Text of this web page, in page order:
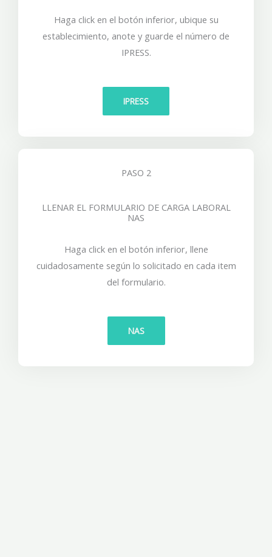
Haga click en el botón inferior, ubique su
establecimiento, anote y guarde el número de
IPRESS.
IPRESS
PASO 2
LLENAR EL FORMULARIO DE CARGA LABORAL
NAS
Haga click en el botón inferior, llene
cuidadosamente según lo solicitado en cada item
del formulario.
NAS